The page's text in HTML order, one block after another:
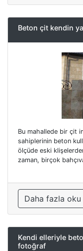
Beton çit kendin
Bu mahallede bir çit
sahiplerinin beton
ölçüde eski
zaman, birçok
Daha fazla
Kendi elleriyle
fotoğraf